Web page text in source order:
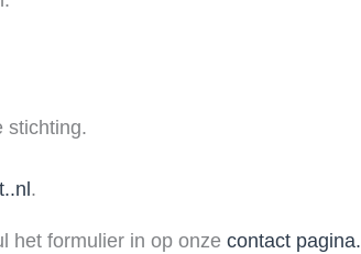
stichting.
.
het formulier in op onzecontact pagina.